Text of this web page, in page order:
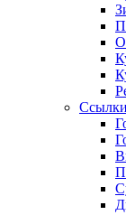
Ссылки